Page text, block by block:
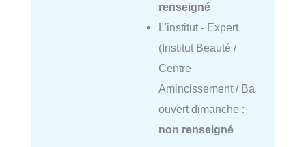
renseigné
L'institut - Expert
(Institut Beauté /
Centre
Amincissement / Ba
ouvert dimanche :
non renseigné